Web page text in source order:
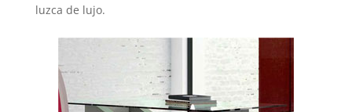
luzca de lujo.